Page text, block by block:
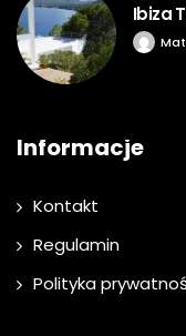
Ibiza
Informacje
Kontakt
Regulamin
Polityka